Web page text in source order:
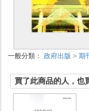
一般分類： 政府出版 > 期
買了此商品的人，也